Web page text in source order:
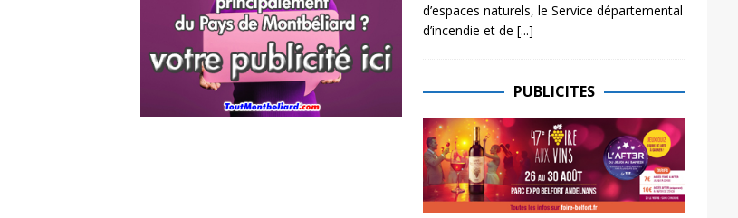
d’espaces naturels, le Service départemental
d’incendie et de [...]
PUBLICITES